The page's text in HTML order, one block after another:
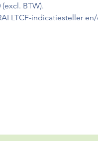
BTW).
LTCF-indicatiesteller